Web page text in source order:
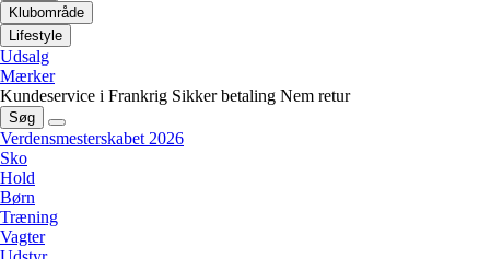
Klubområde
Lifestyle
Udsalg
Mærker
Kundeservice i Frankrig Sikker betaling Nem retur
Søg
Verdensmesterskabet 2026
Sko
Hold
Børn
Træning
Vagter